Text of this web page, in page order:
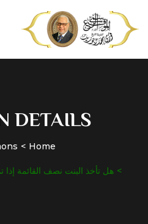
DETAILS
Home
هل تأخذ البنت نصف القائمة إذا